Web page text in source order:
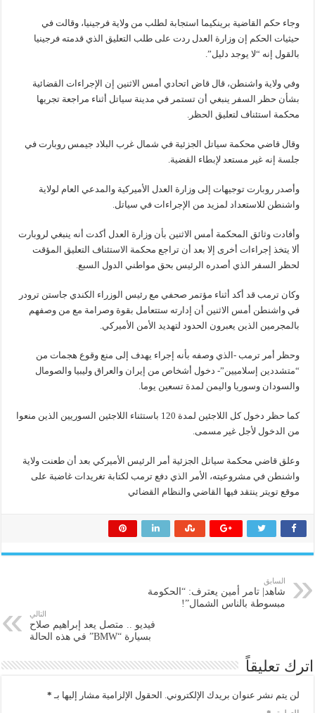
وجاء حكم القاضية برينكيما استجابة لطلب من ولاية فرجينيا، وقالت في
حيثيات الحكم إن وزارة العدل ردت على طلب التعليق الذي قدمته فرجينيا
بالقول إنه “لا يوجد دليل”.
وفي ولاية واشنطن، قال قاض اتحادي أمس الاثنين إن الإجراءات القضائية
بشأن حظر السفر ينبغي أن تستمر في مدينة سياتل أثناء مراجعة تجريها
محكمة استئناف لتعليق الحظر.
وقال قاضي محكمة سياتل الجزئية في شمال غرب البلاد جيمس روبارت في
جلسة إنه غير مستعد لإبطاء القضية.
وأصدر روبارت توجيهات إلى وزارة العدل الأميركية والمدعي العام لولاية
واشنطن للاستعداد لمزيد من الإجراءات في سياتل.
وأفادت وثائق المحكمة أمس الاثنين بأن وزارة العدل أكدت أنه ينبغي لروبارت
ألا يتخذ إجراءات أخرى إلا بعد أن تراجع محكمة الاستئناف التعليق المؤقت
لحظر السفر الذي أصدره الرئيس بحق مواطني الدول السبع.
وكان ترمب قد أكد أثناء مؤتمر صحفي مع رئيس الوزراء الكندي جاستن ترودر
في واشنطن أمس الاثنين أن إدارته ستتعامل بقوة وصرامة مع من وصفهم
بالمجرمين الذين يعبرون الحدود لتهديد الأمن الأميركي.
وحظر أمر ترمب -الذي وصفه بأنه إجراء يهدف إلى منع وقوع هجمات من
“متشددين إسلاميين”- دخول أشخاص من إيران والعراق وليبيا والصومال
والسودان وسوريا واليمن لمدة تسعين يوما.
كما حظر دخول كل اللاجئين لمدة 120 باستثناء اللاجئين السوريين الذين منعوا
من الدخول لأجل غير مسمى.
وعلق قاضي محكمة سياتل الجزئية أمر الرئيس الأميركي بعد أن طعنت ولاية
واشنطن في مشروعيته، الأمر الذي دفع ترمب لكتابة تغريدات غاضبة على
موقع تويتر ينتقد فيها القاضي والنظام القضائي
السابق
شاهد| تامر أمين يعترف: “الحكومة
مبسوطة بالناس الشمال”!
التالي
فيديو .. متصل يعد إبراهيم صلاح
بسيارة “BMW” في هذه الحالة
اترك تعليقاً
لن يتم نشر عنوان بريدك الإلكتروني. الحقول الإلزامية مشار إليها بـ *